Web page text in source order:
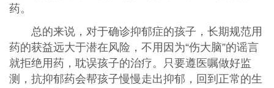
药。
总的来说，对于确诊抑郁症的孩子，长期规范用
药的获益远大于潜在风险，不用因为“伤大脑”的谣言
就拒绝用药，耽误孩子的治疗。只要遵医嘱做好监
测，抗抑郁药会帮孩子慢慢走出抑郁，回到正常的生